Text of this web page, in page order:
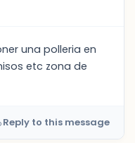
una polleria en
etc zona de
Reply to this message